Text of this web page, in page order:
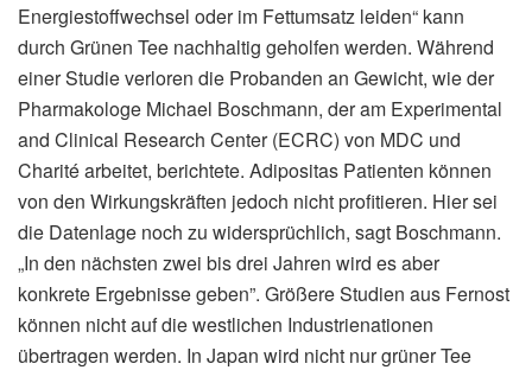
Energiestoffwechsel oder im Fettumsatz leiden“ kann
durch Grünen Tee nachhaltig geholfen werden. Während
einer Studie verloren die Probanden an Gewicht, wie der
Pharmakologe Michael Boschmann, der am Experimental
and Clinical Research Center (ECRC) von MDC und
Charité arbeitet, berichtete. Adipositas Patienten können
von den Wirkungskräften jedoch nicht profitieren. Hier sei
die Datenlage noch zu widersprüchlich, sagt Boschmann.
„In den nächsten zwei bis drei Jahren wird es aber
konkrete Ergebnisse geben”. Größere Studien aus Fernost
können nicht auf die westlichen Industrienationen
übertragen werden. In Japan wird nicht nur grüner Tee